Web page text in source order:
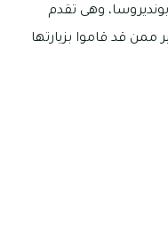
وهى تقدم
ممن قد قاموا بزيارتها